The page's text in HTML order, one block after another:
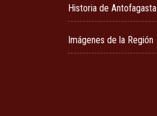
Historia de Antofagasta
Imágenes de la Región